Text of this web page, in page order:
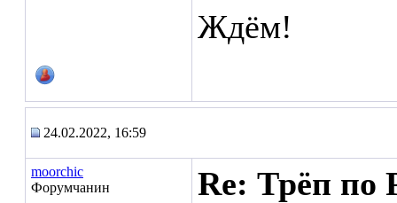
Ждём!
24.02.2022, 16:59
moorchic
Форумчанин
Re: Трёп по